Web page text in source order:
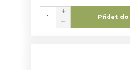
Přidat do